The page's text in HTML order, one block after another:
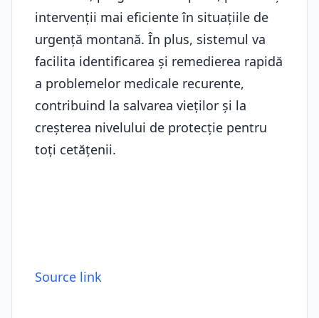
intervenții mai eficiente în situațiile de
urgență montană. În plus, sistemul va
facilita identificarea și remedierea rapidă
a problemelor medicale recurente,
contribuind la salvarea vieților și la
creșterea nivelului de protecție pentru
toți cetățenii.
Source link